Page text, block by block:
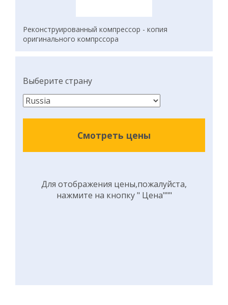
Реконструированный компрессор - копия
оригинального компрссора
Выберите страну
Смотреть цены
Для отображения цены,пожалуйста,
нажмите на кнопку " Цена"""